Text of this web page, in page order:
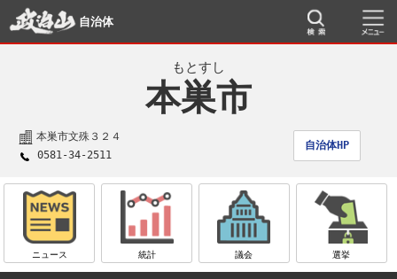
自治体
もとすし
本巣市
本巣市文殊３２４
自治体HP
0581-34-2511
ニュース 統計 議会 選挙